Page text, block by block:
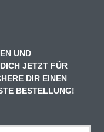
UND
JETZT FÜR
DIR EINEN
BESTELLUNG!